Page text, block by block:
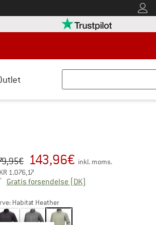
Til
her Åbnes i en infoboks Vi er
pris :
€ 143,96€ inkl. moms.
KR 1.076,17
Gratis forsendelse (DK)
Habitat Heather